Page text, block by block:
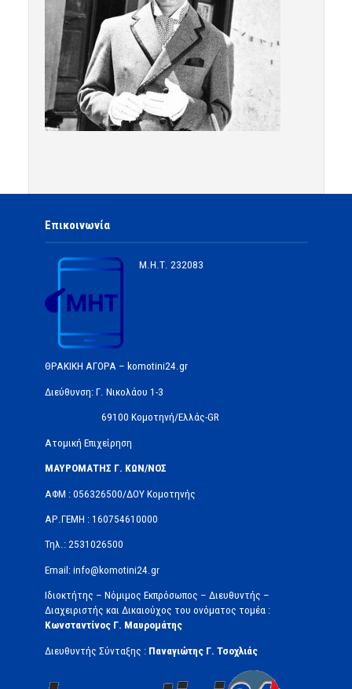
Επικοινωνία
Μ.Η.Τ. 232083
ΘΡΑΚΙΚΗ ΑΓΟΡΑ – komotini24.gr
Διεύθυνση: Γ. Νικολάου 1-3
69100 Κομοτηνή/Ελλάς-GR
Ατομική Επιχείρηση
ΜΑΥΡΟΜΑΤΗΣ Γ. ΚΩΝ/ΝΟΣ
ΑΦΜ : 056326500/ΔOΥ Κομοτηνής
ΑΡ.ΓΕΜΗ : 160754610000
Τηλ.: 2531026500
Email: info@komotini24.gr
Ιδιοκτήτης – Νόμιμος Εκπρόσωπος – Διευθυντής –
Διαχειριστής και Δικαιούχος του ονόματος τομέα :
Κωνσταντίνος Γ. Μαυρομάτης
Διευθυντής Σύνταξης : Παναγιώτης Γ. Τσοχλιάς